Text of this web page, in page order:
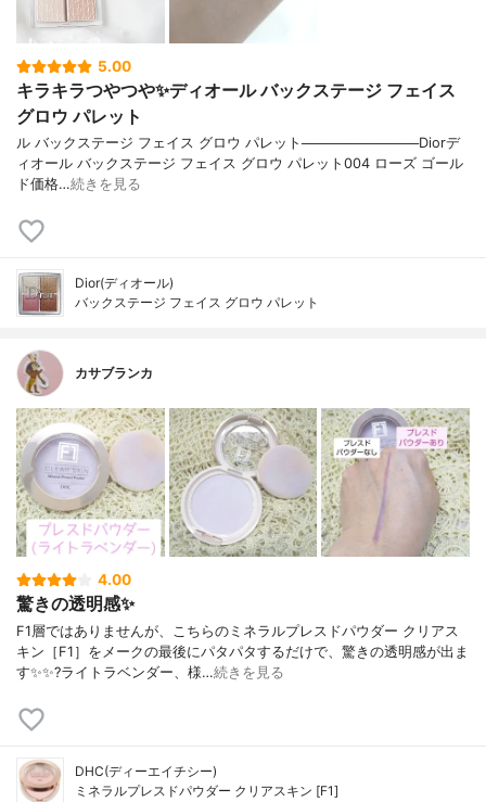
5.00
キラキラつやつや✨ディオール バックステージ フェイス
グロウ パレット
ル バックステージ フェイス グロウ パレット────────────Diorデ
ィオール バックステージ フェイス グロウ パレット004 ローズ ゴール
ド価格…続きを見る
Dior(ディオール)
バックステージ フェイス グロウ パレット
カサブランカ
4.00
驚きの透明感✨
F1層ではありませんが、こちらのミネラルプレスドパウダー クリアス
キン［F1］をメークの最後にパタパタするだけで、驚きの透明感が出ま
す✨✨?ライトラベンダー、様…続きを見る
DHC(ディーエイチシー)
ミネラルプレスドパウダー クリアスキン [F1]